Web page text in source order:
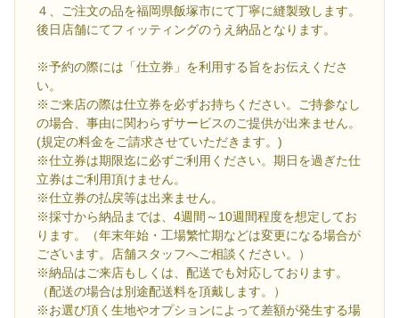
４、ご注文の品を福岡県飯塚市にて丁寧に縫製致します。
後日店舗にてフィッティングのうえ納品となります。
※予約の際には「仕立券」を利用する旨をお伝えくださ
い。
※ご来店の際は仕立券を必ずお持ちください。ご持参なし
の場合、事由に関わらずサービスのご提供が出来ません。
(規定の料金をご請求させていただきます。)
※仕立券は期限迄に必ずご利用ください。期日を過ぎた仕
立券はご利用頂けません。
※仕立券の払戻等は出来ません。
※採寸から納品までは、4週間～10週間程度を想定してお
ります。（年末年始・工場繁忙期などは変更になる場合が
ございます。店舗スタッフへご相談ください。）
※納品はご来店もしくは、配送でも対応しております。
（配送の場合は別途配送料を頂戴します。）
※お選び頂く生地やオプションによって差額が発生する場